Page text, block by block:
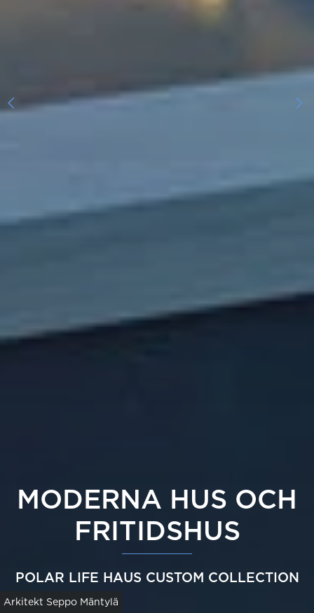
MODERNA HUS OCH
FRITIDSHUS
POLAR LIFE HAUS CUSTOM COLLECTION
Arkitekt Seppo Mäntylä